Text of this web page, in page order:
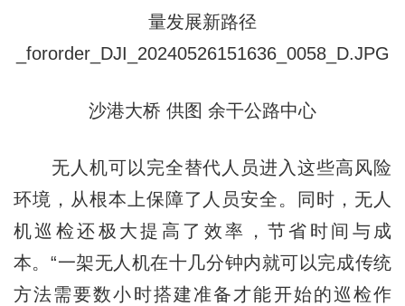
沙港大桥 供图 余干公路中心
无人机可以完全替代人员进入这些高风险
环境，从根本上保障了人员安全。同时，无人
机巡检还极大提高了效率，节省时间与成
本。“一架无人机在十几分钟内就可以完成传统
方法需要数小时搭建准备才能开始的巡检作